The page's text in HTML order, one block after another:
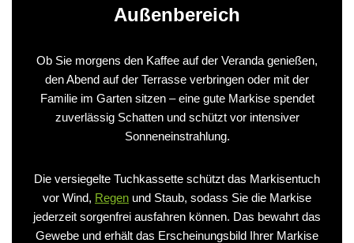
Außenbereich
Ob Sie morgens den Kaffee auf der Veranda genießen,
den Abend auf der Terrasse verbringen oder mit der
Familie im Garten sitzen – eine gute Markise spendet
zuverlässig Schatten und schützt vor intensiver
Sonneneinstrahlung.
Die versiegelte Tuchkassette schützt das Markisentuch
vor Wind, Regen und Staub, sodass Sie die Markise
jederzeit sorgenfrei ausfahren können. Das bewahrt das
Gewebe und erhält das Erscheinungsbild Ihrer Markise